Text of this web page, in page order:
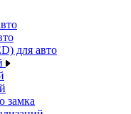
для авто
замка